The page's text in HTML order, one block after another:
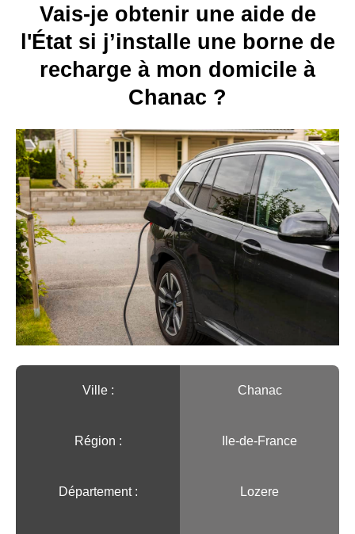
Vais-je obtenir une aide de
l'État si j’installe une borne de
recharge à mon domicile à
Chanac ?
Ville :️ Chanac
Région :️ Ile-de-France
Département : Lozere